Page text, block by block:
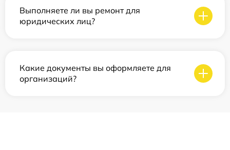
Выполняете ли вы ремонт для
юридических лиц?
Какие документы вы оформляете для
организаций?